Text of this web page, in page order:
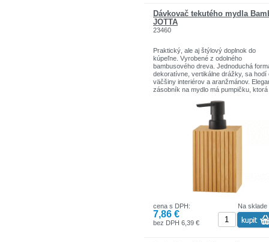
Dávkovač tekutého mydla
JOTTA
23460
Praktický, ale aj štýlový doplnok do
kúpeľne. Vyrobené z odolného
bambusového dreva. Jednoduchá
dekoratívne, vertikálne drážky, sa hodí
väčšiny interiérov a aranžmánov.
zásobník na mydlo má pumpičku, ktorá
tiež ideálny pre antibakteriálny gél alebo
- Vyrobené z bambusového dreva
Na sklade
cena s DPH:
7,86 €
bez DPH 6,39 €